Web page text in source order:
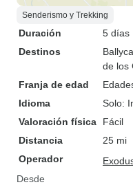
Senderismo y Trekking
Duración
5 días
Destinos
de los
Franja de edad
Idioma
Solo:
Valoración física
Fácil
Distancia
25 mi
Operador
Desde